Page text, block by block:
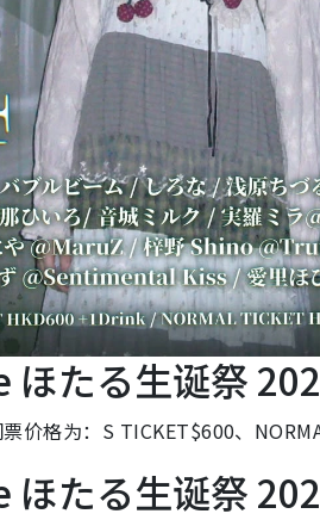
ほたる生诞祭
价格为：S TICKET$600、
ほたる生诞祭